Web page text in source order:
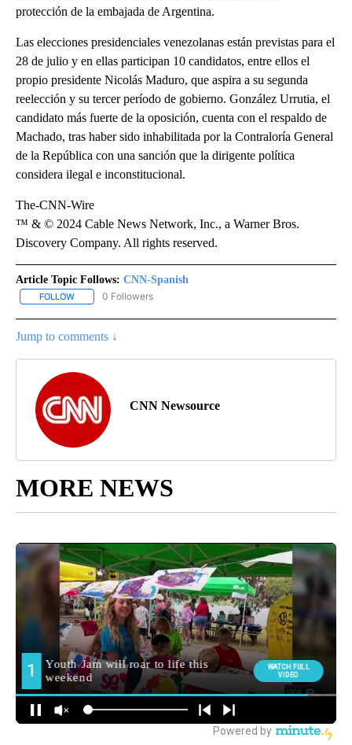
protección de la embajada de Argentina.
Las elecciones presidenciales venezolanas están previstas para el
28 de julio y en ellas participan 10 candidatos, entre ellos el
propio presidente Nicolás Maduro, que aspira a su segunda
reelección y su tercer período de gobierno. González Urrutia, el
candidato más fuerte de la oposición, cuenta con el respaldo de
Machado, tras haber sido inhabilitada por la Contraloría General
de la República con una sanción que la dirigente política
considera ilegal e inconstitucional.
The-CNN-Wire
™ & © 2024 Cable News Network, Inc., a Warner Bros.
Discovery Company. All rights reserved.
Article Topic Follows: CNN-Spanish
FOLLOW FOLLOW "CNN-SPANISH" TO RECEIVE NOTIFICATIONS ABOUT
0 Followers
Jump to comments ↓
CNN Newsource
MORE NEWS